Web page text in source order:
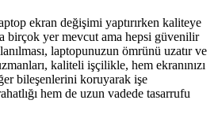
ekran değişimi yaptırırken kaliteye
birçok yer mevcut ama hepsi güvenilir
laptopunuzun ömrünü uzatır ve
kaliteli işçilikle, hem ekranınızı
bileşenlerini koruyarak işe
hem de uzun vadede tasarrufu